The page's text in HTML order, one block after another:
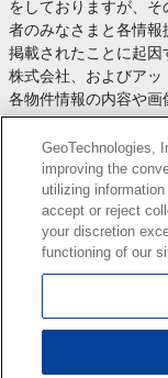
をしておりますが、
者のみなさまと各情
掲載されたことに起
株式会社、およびアッ
各物件情報の内容や画
す。
お取引等（お取引の
や契約条件等につい
身でご確認の上、判
このコーナーへの物
ョン等についての不
します。
Copyright(c) At Home Co.,Ltd.
はアットホーム（株）またはそ
GeoTechnologies,
improving the
utilizing
accept or reject
your discretion
functioning of our